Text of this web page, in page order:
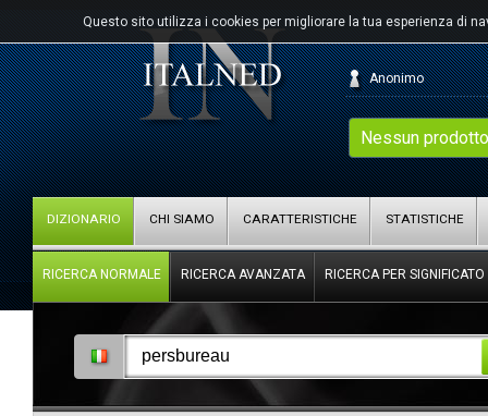
Questo sito utilizza i cookies per migliorare la tua esperienza di
Nessun
Anonimo
DIZIONARIO CHI SIAMO CARATTERISTICHE STATISTICHE
RICERCA NORMALE RICERCA AVANZATA RICERCA PER SIGNIFICATO